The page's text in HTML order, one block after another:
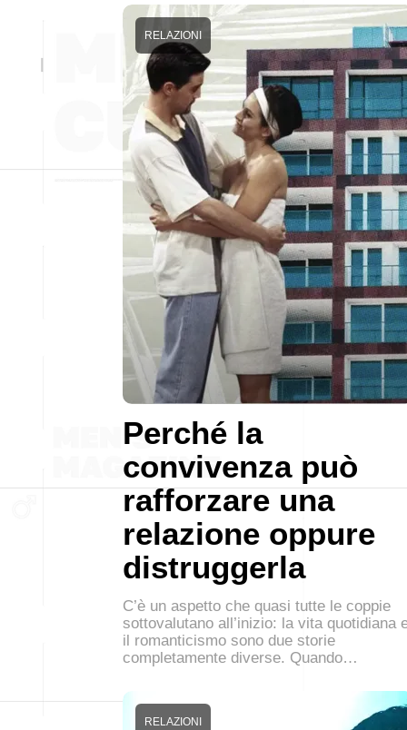
Perché la
convivenza può
rafforzare una
relazione oppure
distruggerla
RELAZIONI
C’è un aspetto che quasi tutte le coppie
sottovalutano all’inizio: la vita quotidiana
il romanticismo sono due storie
completamente diverse. Quando…
RELAZIONI